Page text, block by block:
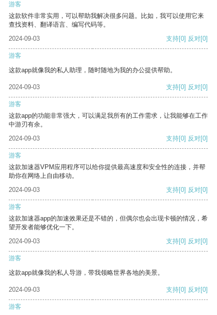
游客
这款软件非常实用，可以帮助我解决很多问题。比如，我可以使用它来
查找资料、翻译语言、编写代码等。
2024-09-03
支持[0] 反对[0]
游客
这款app就像我的私人助理，随时随地为我的办公提供帮助。
2024-09-03 支持[0] 反对[0]
游客
这款app的功能非常强大，可以满足我所有的工作需求，让我能够在工作
中游刃有余。
2024-09-03
支持[0] 反对[0]
游客
这款加速器VPM应用程序可以给你提供最高速度和安全性的连接，并帮
助你在网络上自由移动。
2024-09-03
支持[0] 反对[0]
游客
这款加速器app的加速效果还是不错的，但偶尔也会出现卡顿的情况，希
望开发者能够优化一下。
2024-09-03
支持[0] 反对[0]
游客
这款app就像我的私人导游，带我领略世界各地的美景。
2024-09-03 支持[0] 反对[0]
游客